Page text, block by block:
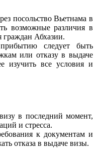
посольство Вьетнама в
возможные различия в
граждан Абхазии.
следует быть
или отказу в выдаче
изучить все условия и
в последний момент,
и стресса.
к документам и
отказа в выдаче визы.